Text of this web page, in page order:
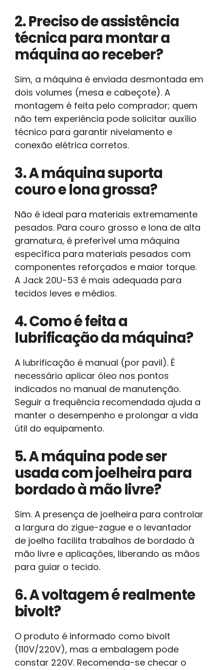
2. Preciso de assistência
técnica para montar a
máquina ao receber?
Sim, a máquina é enviada desmontada em
dois volumes (mesa e cabeçote). A
montagem é feita pelo comprador; quem
não tem experiência pode solicitar auxílio
técnico para garantir nivelamento e
conexão elétrica corretos.
3. A máquina suporta
couro e lona grossa?
Não é ideal para materiais extremamente
pesados. Para couro grosso e lona de alta
gramatura, é preferível uma máquina
específica para materiais pesados com
componentes reforçados e maior torque.
A Jack 20U-53 é mais adequada para
tecidos leves e médios.
4. Como é feita a
lubrificação da máquina?
A lubrificação é manual (por pavil). É
necessário aplicar óleo nos pontos
indicados no manual de manutenção.
Seguir a frequência recomendada ajuda a
manter o desempenho e prolongar a vida
útil do equipamento.
5. A máquina pode ser
usada com joelheira para
bordado à mão livre?
Sim. A presença de joelheira para controlar
a largura do zigue-zague e o levantador
de joelho facilita trabalhos de bordado à
mão livre e aplicações, liberando as mãos
para guiar o tecido.
6. A voltagem é realmente
bivolt?
O produto é informado como bivolt
(110V/220V), mas a embalagem pode
constar 220V. Recomenda-se checar o